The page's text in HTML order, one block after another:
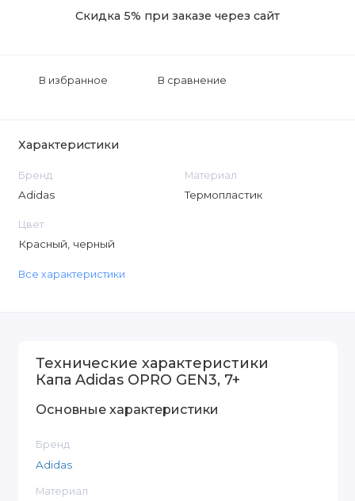
Скидка 5% при заказе через сайт
В избранное В сравнение
Характеристики
Бренд
Adidas
Материал
Термопластик
Цвет
Красный, черный
Все характеристики
Технические характеристики
Капа Adidas OPRO GEN3, 7+
Основные характеристики
Бренд
Adidas
Материал